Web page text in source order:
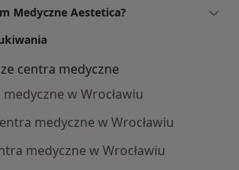
Medyczne Aestetica?
centra medyczne
w Wrocławiu
medyczne w Wrocławiu
medyczne w Wrocławiu